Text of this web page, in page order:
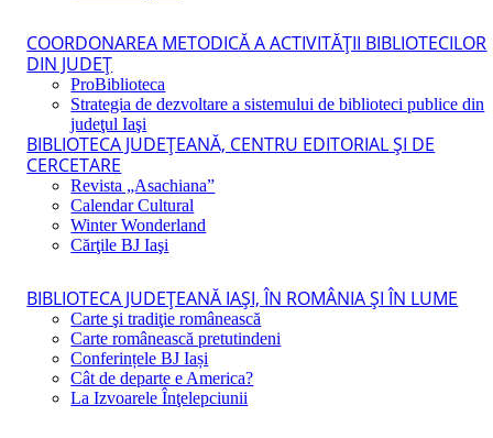
COORDONAREA METODICĂ A ACTIVITĂŢII BIBLIOTECILOR
DIN JUDEŢ
ProBiblioteca
Strategia de dezvoltare a sistemului de biblioteci publice din
judeţul Iaşi
BIBLIOTECA JUDEŢEANĂ, CENTRU EDITORIAL ŞI DE
CERCETARE
Revista „Asachiana”
Calendar Cultural
Winter Wonderland
Cărţile BJ Iaşi
BIBLIOTECA JUDEŢEANĂ IAŞI, ÎN ROMÂNIA ŞI ÎN LUME
Carte şi tradiţie românească
Carte românească pretutindeni
Conferințele BJ Iași
Cât de departe e America?
La Izvoarele Înţelepciunii